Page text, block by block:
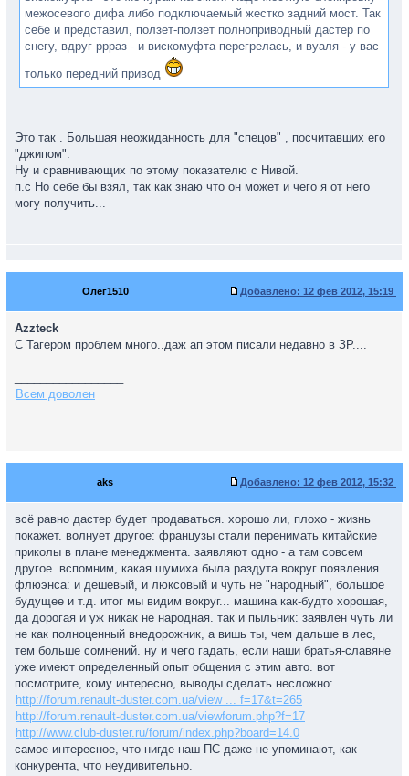
межосевого дифа либо подключаемый жестко задний мост. Так
себе и представил, ползет-ползет полноприводный дастер по
снегу, вдруг ррраз - и вискомуфта перегрелась, и вуаля - у вас
только передний привод
Это так . Большая неожиданность для "спецов" , посчитавших его
"джипом".
Ну и сравнивающих по этому показателю с Нивой.
п.с Но себе бы взял, так как знаю что он может и чего я от него
могу получить...
Олег1510 Добавлено: 12 фев 2012, 15:19
Azzteck
С Тагером проблем много..даж ап этом писали недавно в ЗР....
Всем доволен
aks Добавлено: 12 фев 2012, 15:32
всё равно дастер будет продаваться. хорошо ли, плохо - жизнь
покажет. волнует другое: французы стали перенимать китайские
приколы в плане менеджмента. заявляют одно - а там совсем
другое. вспомним, какая шумиха была раздута вокруг появления
флюэнса: и дешевый, и люксовый и чуть не "народный", большое
будущее и т.д. итог мы видим вокруг... машина как-будто хорошая,
да дорогая и уж никак не народная. так и пыльник: заявлен чуть ли
не как полноценный внедорожник, а вишь ты, чем дальше в лес,
тем больше сомнений. ну и чего гадать, если наши братья-славяне
уже имеют определенный опыт общения с этим авто. вот
посмотрите, кому интересно, выводы сделать несложно:
http://forum.renault-duster.com.ua/view ... f=17&t=265
http://forum.renault-duster.com.ua/viewforum.php?f=17
http://www.club-duster.ru/forum/index.php?board=14.0
самое интересное, что нигде наш ПС даже не упоминают, как
конкурента, что неудивительно.